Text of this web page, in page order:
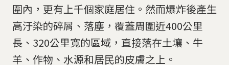
圍內，更有上千個家庭居住。然而爆炸後產生
高汙染的碎屑、落塵，覆蓋周圍近400公里
長、320公里寬的區域，直接落在土壤、牛
羊、作物、水源和居民的皮膚之上。